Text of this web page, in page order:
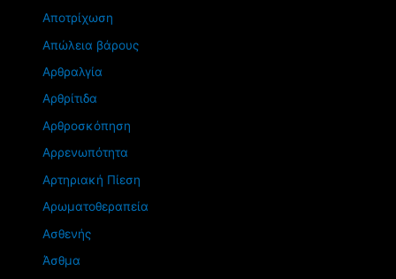
Αποτρίχωση
Απώλεια βάρους
Αρθραλγία
Αρθρίτιδα
Αρθροσκόπηση
Αρρενωπότητα
Αρτηριακή Πίεση
Αρωματοθεραπεία
Ασθενής
Άσθμα